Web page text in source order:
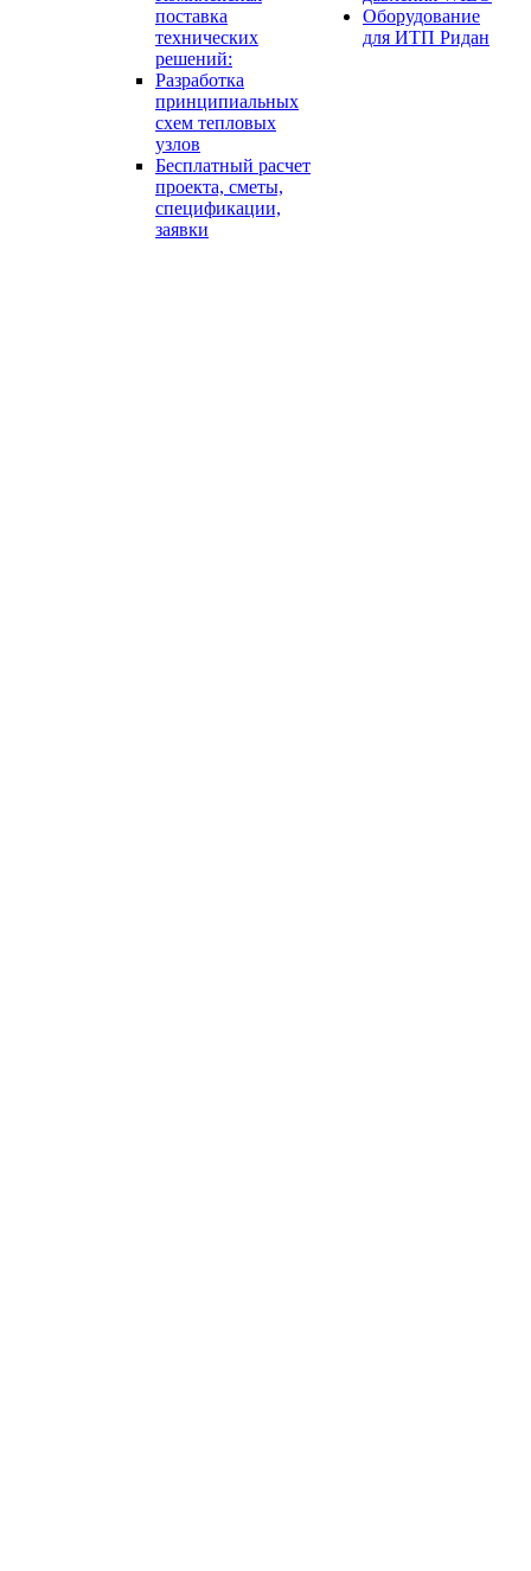
поставка
технических
решений:
Разработка
принципиальных
схем тепловых
узлов
Бесплатный расчет
проекта, сметы,
спецификации,
заявки
Оборудование
для ИТП Ридан